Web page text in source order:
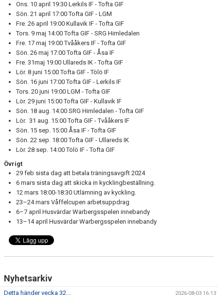
Ons. 10 april 19:30 Lerkils IF - Tofta GIF
Sön. 21 april 17:00 Tofta GIF - LGM
Fre. 26 april 19:00 Kullavik IF - Tofta GIF
Tors. 9 maj 14:00 Tofta GIF - SRG Himledalen
Fre. 17 maj 19:00 Tvååkers IF - Tofta GIF
Sön. 26 maj 17:00 Tofta GIF - Åsa IF
Fre. 31maj 19:00 Ullareds IK - Tofta GIF
Lör. 8 juni 15:00 Tofta GIF - Tölö IF
Sön. 16 juni 17:00 Tofta GIF - Lerkils IF
Tors. 20 juni 19:00 LGM - Tofta GIF
Lör. 29 juni 15:00 Tofta GIF - Kullavik IF
Sön. 18 aug. 14:00 SRG Himledalen - Tofta GIF
Lör. 31 aug. 15:00 Tofta GIF - Tvååkers IF
Sön. 15 sep. 15:00 Åsa IF - Tofta GIF
Sön. 22 sep. 18:00 Tofta GIF - Ullareds IK
Lör. 28 sep. 14:00 Tölö IF - Tofta GIF
Övrigt
29 feb sista dag att betala träningsavgift 2024
6 mars sista dag att skicka in kycklingbeställning.
12 mars 18:00-18:30 Utlämning av kyckling.
23–24 mars Våffelcupen arbetsuppdrag
6–7 april Husvärdar Warbergsspelen innebandy
13–14 april Husvärdar Warbergsspelen innebandy
Nyhetsarkiv
Detta händer vecka 32... 2026-08-03 16:13